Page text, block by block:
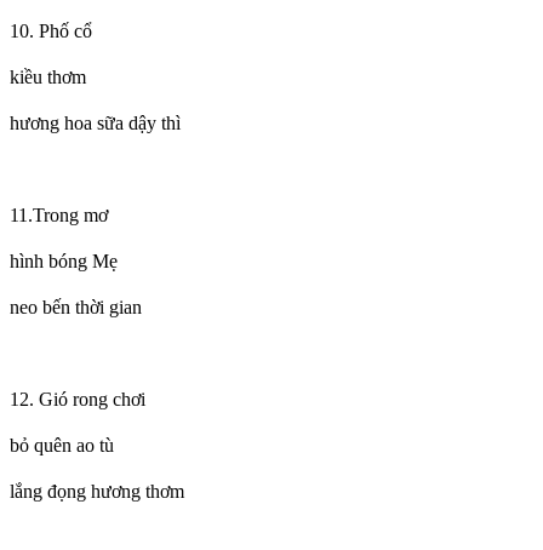
10. Phố cổ
kiều thơm
hương hoa sữa dậy thì
11.Trong mơ
hình bóng Mẹ
neo bến thời gian
12. Gió rong chơi
bỏ quên ao tù
lắng đọng hương thơm